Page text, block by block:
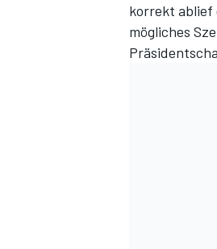
korrekt ablief
mögliches